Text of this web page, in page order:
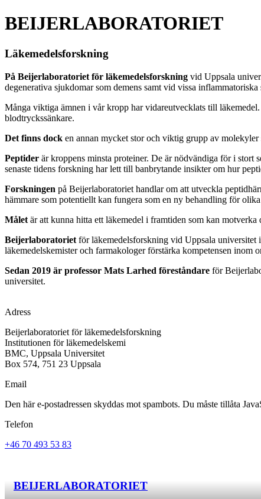
BEIJERLABORATORIET
Läkemedelsforskning
På Beijerlaboratoriet för läkemedelsforskning vid Uppsala
degenerativa sjukdomar som demens samt vid vissa
Många viktiga ämnen i vår kropp har vidareutvecklats till
blodtryckssänkare.
Det finns dock en annan mycket stor och viktig grupp av molekyler
Peptider är kroppens minsta proteiner. De är nödvändiga för i stort
senaste tidens forskning har lett till banbrytande insikter om hur
Forskningen på Beijerlaboratoriet handlar om att utveckla
hämmare som potentiellt kan fungera som en ny behandling för
Målet är att kunna hitta ett läkemedel i framtiden som kan
Beijerlaboratoriet förläkemedelsforskning vid Uppsala
läkemedelskemister och farmakologer förstärka kompetensen inom
Sedan 2019 är professor Mats Larhed föreståndare för
universitet.
Adress
Beijerlaboratoriet för läkemedelsforskning
Institutionen för läkemedelskemi
BMC, Uppsala Universitet
Box 574, 751 23 Uppsala
Email
Den här e-postadressen skyddas mot spambots. Du måste tillåta
Telefon
+46 70 493 53 83
BEIJERLABORATORIET